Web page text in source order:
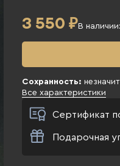
3 550 ₽В наличии:
Сохранность:
Все характеристики
Сертификат
Подарочная